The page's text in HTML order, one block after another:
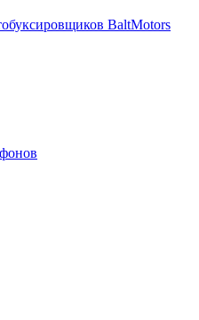
BaltMotors